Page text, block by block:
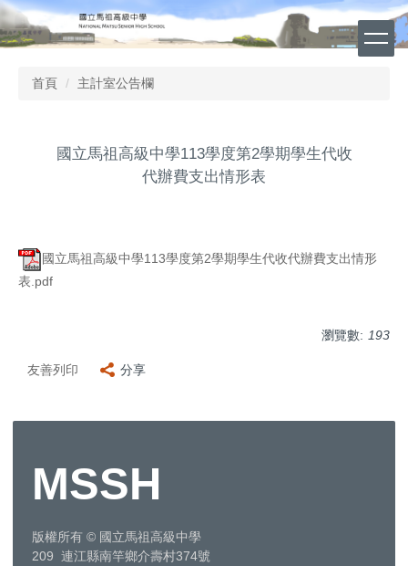
跳
到
主
首頁 主計室公告欄
國立馬祖高級中學113學度第2學期學生代收
代辦費支出情形表
國立馬祖高級中學113學度第2學期學生代收代辦費支出情形
表.pdf
瀏覽數: 193
友善列印 分享
MSSH
版權所有 © 國立馬祖高級中學
209 連江縣南竿鄉介壽村374號